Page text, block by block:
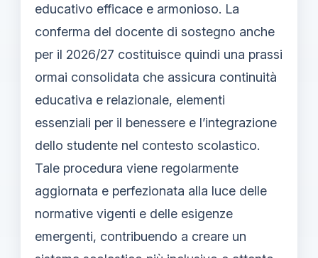
educativo efficace e armonioso. La
conferma del docente di sostegno anche
per il 2026/27 costituisce quindi una prassi
ormai consolidata che assicura continuità
educativa e relazionale, elementi
essenziali per il benessere e l’integrazione
dello studente nel contesto scolastico.
Tale procedura viene regolarmente
aggiornata e perfezionata alla luce delle
normative vigenti e delle esigenze
emergenti, contribuendo a creare un